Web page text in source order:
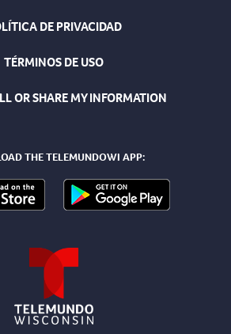
DE PRIVACIDAD
TÉRMINOS DE USO
OR SHARE MY INFORMATION
THE TELEMUNDOWI APP: